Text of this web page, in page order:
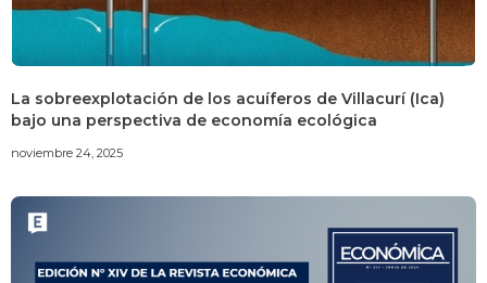
La sobreexplotación de los acuíferos de Villacurí (Ica)
bajo una perspectiva de economía ecológica
noviembre 24, 2025